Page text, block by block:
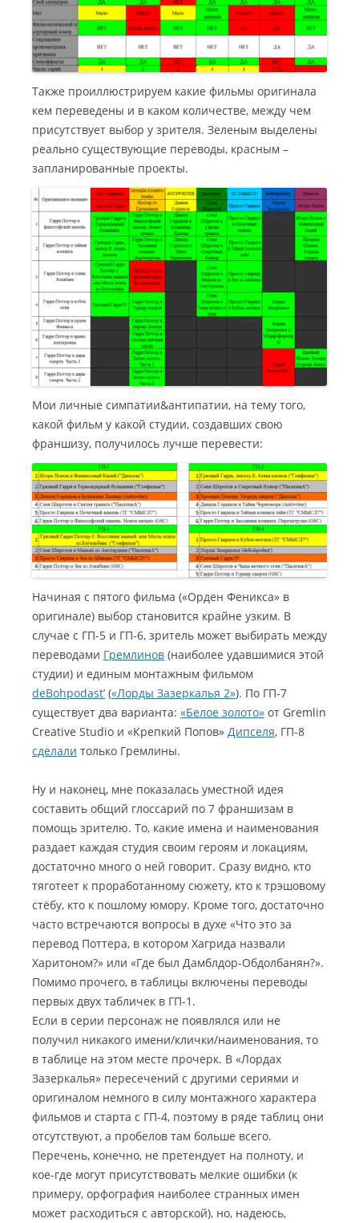
Также проиллюстрируем какие фильмы оригинала
кем переведены и в каком количестве, между чем
присутствует выбор у зрителя. Зеленым выделены
реально существующие переводы, красным –
запланированные проекты.
Мои личные симпатии&антипатии, на тему того,
какой фильм у какой студии, создавших свою
франшизу, получилось лучше перевести:
Начиная с пятого фильма («Орден Феникса» в
оригинале) выбор становится крайне узким. В
случае с ГП-5 и ГП-6, зритель может выбирать между
переводами Гремлинов (наиболее удавшимися этой
студии) и единым монтажным фильмом
deBohpodast’ («Лорды Зазеркалья 2»). По ГП-7
существует два варианта: «Белое золото» от Gremlin
Creative Studio и «Крепкий Попов» Дипселя, ГП-8
сделали только Гремлины.
Ну и наконец, мне показалась уместной идея
составить общий глоссарий по 7 франшизам в
помощь зрителю. То, какие имена и наименования
раздает каждая студия своим героям и локациям,
достаточно много о ней говорит. Сразу видно, кто
тяготеет к проработанному сюжету, кто к трэшовому
стёбу, кто к пошлому юмору. Кроме того, достаточно
часто встречаются вопросы в духе «Что это за
перевод Поттера, в котором Хагрида назвали
Харитоном?» или «Где был Дамблдор-Обдолбанян?».
Помимо прочего, в таблицы включены переводы
первых двух табличек в ГП-1.
Если в серии персонаж не появлялся или не
получил никакого имени/клички/наименования, то
в таблице на этом месте прочерк. В «Лордах
Зазеркалья» пересечений с другими сериями и
оригиналом немного в силу монтажного характера
фильмов и старта с ГП-4, поэтому в ряде таблиц они
отсутствуют, а пробелов там больше всего.
Перечень, конечно, не претендует на полноту, и
кое-где могут присутствовать мелкие ошибки (к
примеру, орфография наиболее странных имен
может расходиться с авторской), но, надеюсь,